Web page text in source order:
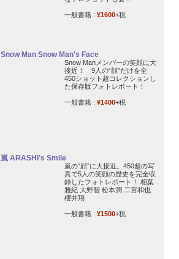
一般書籍 : ¥1600+税
Snow Man Snow Man's Face
Snow Manメンバーの笑顔に大
接近！ 9人の“顔”だけを全
450ショット超コレクションし
た保存版フォトレポート！
一般書籍 : ¥1400+税
嵐 ARASHI’s Smile
嵐の“顔”に大接近。450超の写
真で5人の笑顔の歴史を完全収
録したフォトレポート！ 相葉
雅紀 大野智 松本潤 二宮和也
櫻井翔
一般書籍 : ¥1500+税